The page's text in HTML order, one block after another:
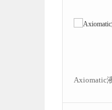
BEI旋转增